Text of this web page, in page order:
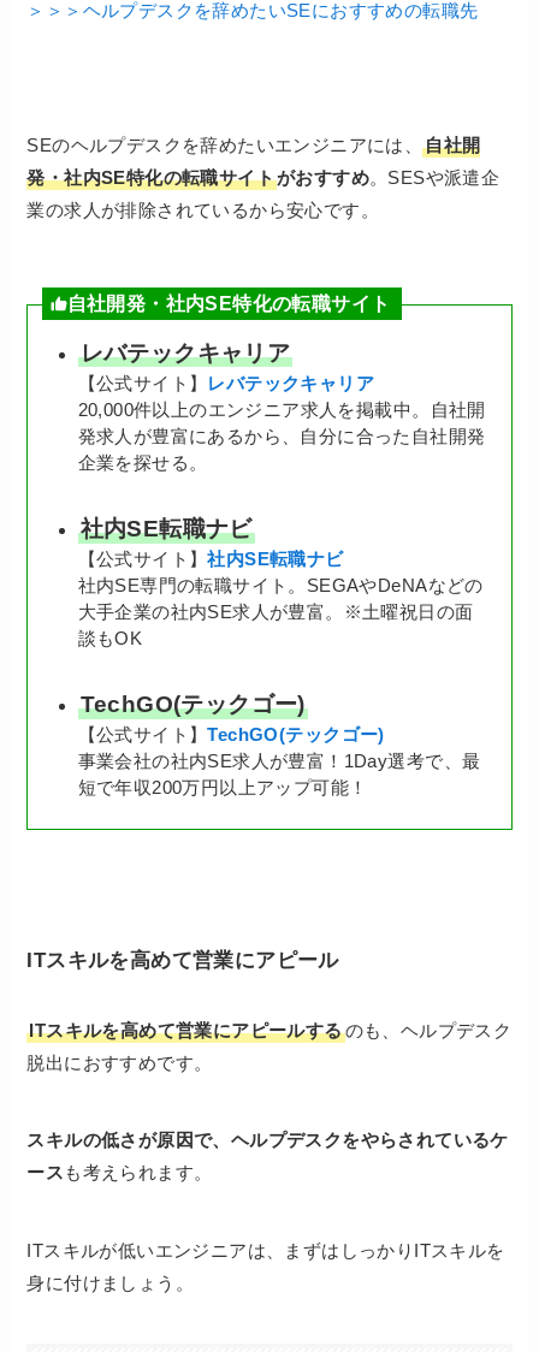
＞＞＞ヘルプデスクを辞めたいSEにおすすめの転職先
SEのヘルプデスクを辞めたいエンジニアには、自社開
発・社内SE特化の転職サイトがおすすめ。SESや派遣企
業の求人が排除されているから安心です。
自社開発・社内SE特化の転職サイト
レバテックキャリア
【公式サイト】 レバテックキャリア
20,000件以上のエンジニア求人を掲載中。自社開
発求人が豊富にあるから、自分に合った自社開発
企業を探せる。
社内SE転職ナビ
【公式サイト】社内SE転職ナビ
社内SE専門の転職サイト。SEGAやDeNAなどの
大手企業の社内SE求人が豊富。※土曜祝日の面
談もOK
TechGO(テックゴー)
【公式サイト】TechGO(テックゴー)
事業会社の社内SE求人が豊富！1Day選考で、最
短で年収200万円以上アップ可能！
ITスキルを高めて営業にアピール
ITスキルを高めて営業にアピールするのも、ヘルプデスク
脱出におすすめです。
スキルの低さが原因で、ヘルプデスクをやらされているケ
ース も考えられます。
ITスキルが低いエンジニアは、まずはしっかりITスキルを
身に付けましょう。